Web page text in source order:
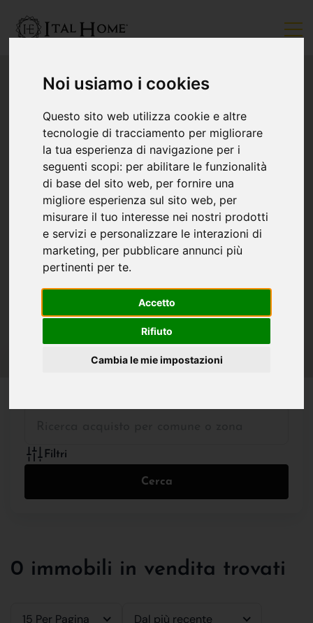
Noi usiamo i cookies
Questo sito web utilizza cookie e altre
tecnologie di tracciamento per migliorare
la tua esperienza di navigazione per i
seguenti scopi: per abilitare le funzionalità
di base del sito web, per fornire una
migliore esperienza sul sito web, per
misurare il tuo interesse nei nostri prodotti
e servizi e personalizzare le interazioni di
marketing, per pubblicare annunci più
pertinenti per te.
Accetto
Rifiuto
Cambia le mie impostazioni
Filtri
Cerca
0 immobili in vendita trovati
15 Per Pagina Dal più recente